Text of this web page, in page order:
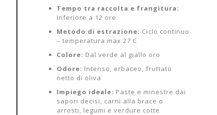
Tempo tra raccolta e frangitura:
Inferiore a 12 ore
Metodo di estrazione: Ciclo continuo
– temperatura max 27 C
Colore: Dal verde al giallo oro
Odore: Intenso, erbaceo, fruttato
netto di oliva
Impiego ideale: Paste e minestre dai
sapori decisi, carni alla brace o
arrosti, legumi e verdure cotte